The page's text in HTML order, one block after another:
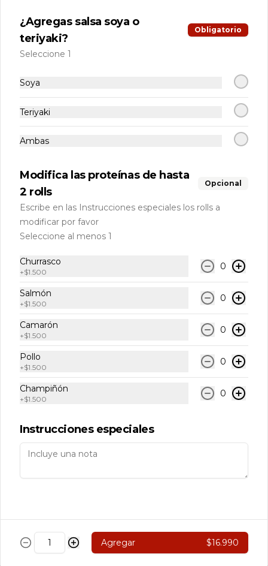
Ceviche
Una exquisita combinación de frescos
$7.000
125 Ceviche Mixto 600gr
Una exquisita combinación de frescos
delicioso jugo de limón,
Nikkei
110 Nikkei
Carne, Queso Crema, Cebollin Env. En
Palta, Bañado en Salsa de Olivo.
$5.890
111 Rolls Acevichado
Camarón, Palta Env. En Arroz
Cubierto de Ceviche de Salmon,
113 Nikkei
Camarón, Salmon, Champiñón
Salteado. Pimentón y queso crema
¿Agregas salsa soya o
teriyaki?
Obligatorio
Seleccione 1
Soya
Teriyaki
Ambas
Modifica las proteínas de hasta
2 rolls
Opcional
Escribe en las Instrucciones especiales los rolls a
modificar por favor
Seleccione al menos 1
Churrasco
+$1.500
0
Salmón
+$1.500
0
Camarón
+$1.500
0
Pollo
+$1.500
0
Champiñón
+$1.500
0
Instrucciones especiales
Agregar $16.990